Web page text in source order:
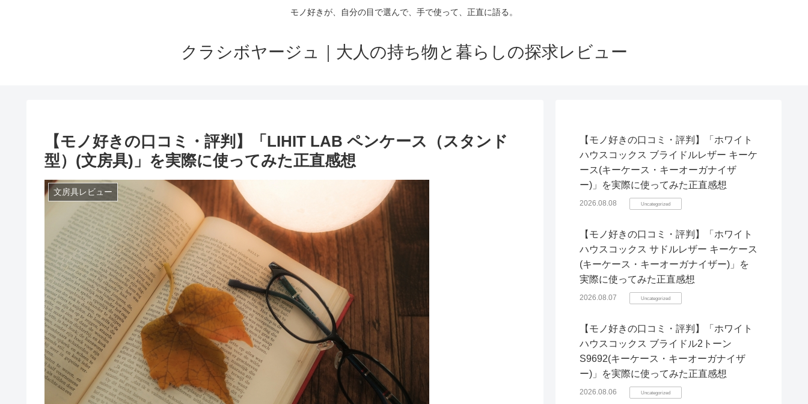
モノ好きが、自分の目で選んで、手で使って、正直に語る。
クラシボヤージュ｜大人の持ち物と暮らしの探求レビュー
【モノ好きの口コミ・評判】「LIHIT LAB ペンケース（スタンド
型）(文房具)」を実際に使ってみた正直感想
文房具レビュー
【モノ好きの口コミ・評判】「ホワイト
ハウスコックス ブライドルレザー キーケ
ース(キーケース・キーオーガナイザ
ー)」を実際に使ってみた正直感想
2026.08.08 Uncategorized
【モノ好きの口コミ・評判】「ホワイト
ハウスコックス サドルレザー キーケース
(キーケース・キーオーガナイザー)」を
実際に使ってみた正直感想
2026.08.07 Uncategorized
【モノ好きの口コミ・評判】「ホワイト
ハウスコックス ブライドル2トーン
S9692(キーケース・キーオーガナイザ
ー)」を実際に使ってみた正直感想
2026.08.06 Uncategorized